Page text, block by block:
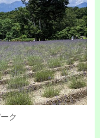
ク